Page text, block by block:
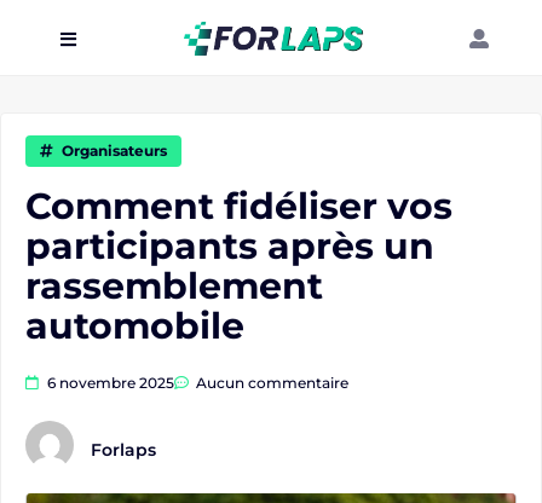
Événements
Localisation
Organisateur
Blog
Organisateurs
Comment fidéliser vos
participants après un
rassemblement
automobile
6 novembre 2025 Aucun commentaire
Forlaps